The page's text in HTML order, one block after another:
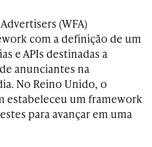
(WFA)
com a definição de um
e APIs destinadas a
anunciantes na
No Reino Unido, o
estabeleceu um framework
para avançar em uma